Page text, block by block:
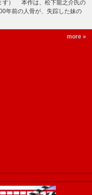
す） 本作は、松下龍之介氏の
年前の人骨が、失踪した妹の
more »